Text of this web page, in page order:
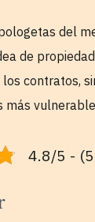
del
de
contratos,
más
4.8/5 -